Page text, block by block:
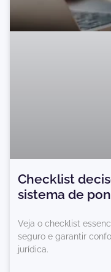
Checklist
sistema de
Veja o checklist
seguro e garantir
jurídica.